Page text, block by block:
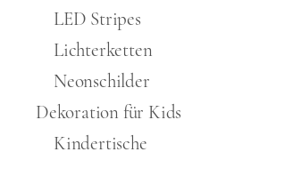
LED Stripes
Lichterketten
Neonschilder
Dekoration für Kids
Kindertische